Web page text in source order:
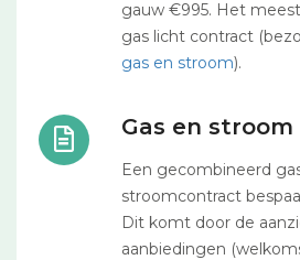
gauw €995. Het
gas licht contract
gas en stroom).
Gas en
Een gecombineerd
stroomcontract
Dit komt door de
aanbiedingen